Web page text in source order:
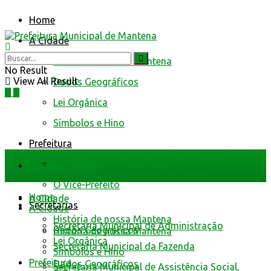
Home
A Cidade
História de nossa Mantena
Dados Geográficos
Lei Orgânica
Símbolos e Hino
Prefeitura
O Vice-Prefeito
Secretarias
Secretaria Municipal de Administração
Secretaria Municipal da Fazenda
Secretaria Municipal de Assistência Social,
No Result
View All Result
Home
A Cidade
História de nossa Mantena
Dados Geográficos
Home
A Cidade
História de nossa Mantena
Dados Geográficos
Lei Orgânica
Símbolos e Hino
Prefeitura